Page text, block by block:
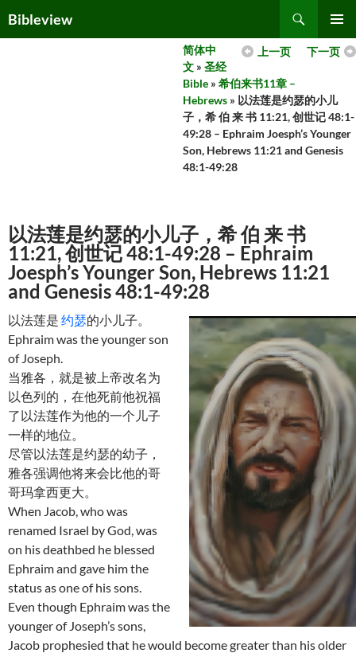
toBibleview
MENU
下一页
上一页
简体中
文 » 圣经
Bible » 希伯来书11章 –
Hebrews » 以法莲是约瑟的小儿
子，希 伯 来 书 11:21, 创世记 48:1-
49:28 – Ephraim Joesph’s Younger
Son, Hebrews 11:21 and Genesis
48:1-49:28
以法莲是约瑟的小儿子，希 伯 来 书
11:21, 创世记 48:1-49:28 – Ephraim
Joesph’s Younger Son, Hebrews 11:21
and Genesis 48:1-49:28
以法莲是 约瑟的小儿子。
Ephraim was the younger son
of Joseph.
当雅各，就是被上帝改名为
以色列的，在他死前他祝福
了以法莲作为他的一个儿子
一样的地位。
尽管以法莲是约瑟的幼子，
雅各强调他将来会比他的哥
哥玛拿西更大。
When Jacob, who was
renamed Israel by God, was
on his deathbed he blessed
Ephraim and gave him the
status as one of his sons.
Even though Ephraim was the
younger of Joseph’s sons,
Jacob prophesied that he would become greater than his older